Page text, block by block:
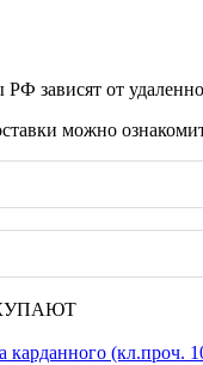
зависят от
можно
карданного (кл.проч.